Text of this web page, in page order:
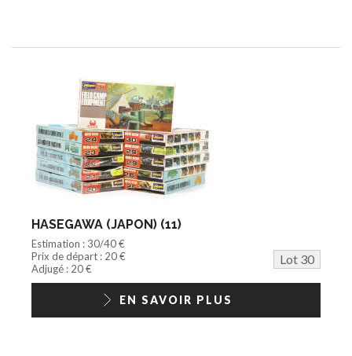
HASEGAWA (JAPON) (11)
Estimation : 30/40 €
Prix de départ : 20 €
Lot 30
Adjugé : 20 €
EN SAVOIR PLUS